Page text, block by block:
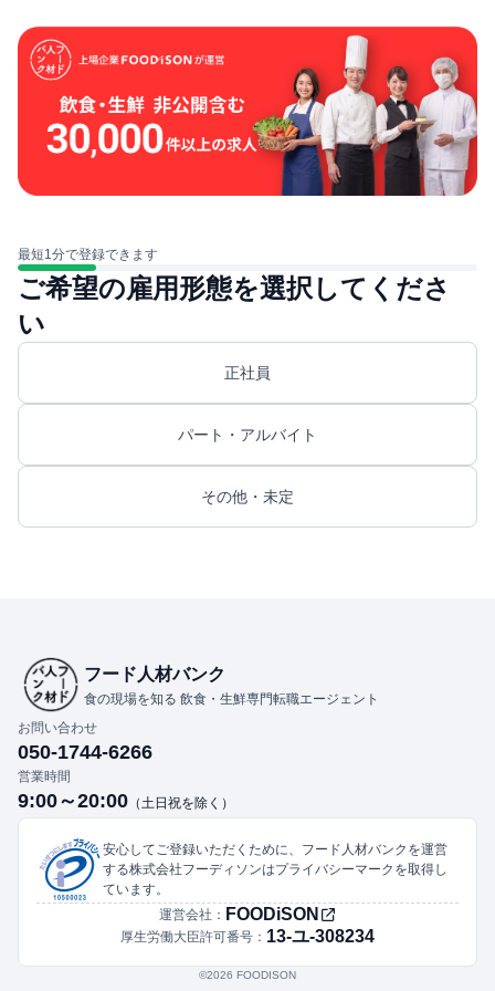
最短1分で登録できます
ご希望の雇用形態を選択してくださ
い
正社員
パート・アルバイト
その他・未定
フード人材バンク
食の現場を知る 飲食・生鮮専門転職エージェント
お問い合わせ
050-1744-6266
営業時間
9:00～20:00 （土日祝を除く）
安心してご登録いただくために、フード人材バンクを運営
する株式会社フーディソンはプライバシーマークを取得し
ています。
運営会社： FOODiSON
厚生労働大臣許可番号： 13-ユ-308234
©︎2026 FOODISON